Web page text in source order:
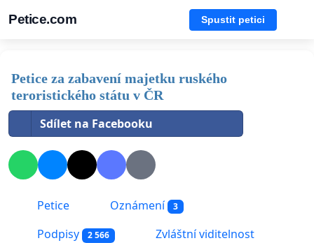
Petice.com Spustit petici
Petice za zabavení majetku ruského
teroristického státu v ČR
Sdílet na Facebooku
Petice Oznámení 3
Podpisy 2 566 Zvláštní viditelnost